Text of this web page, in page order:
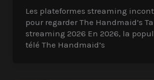
Les plateformes streaming
pour regarder The Handmaid’s
streaming 2026 En 2026, la
télé The Handmaid’s